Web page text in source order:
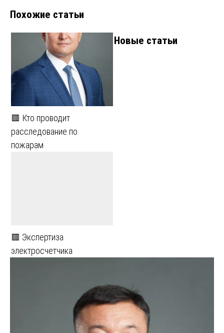
Похожие статьи
🟥 Кто проводит
расследование по
пожарам
🟥 Экспертиза
электросчетчика
Новые статьи